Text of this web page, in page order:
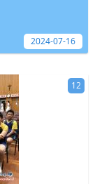
2024-07-16
12